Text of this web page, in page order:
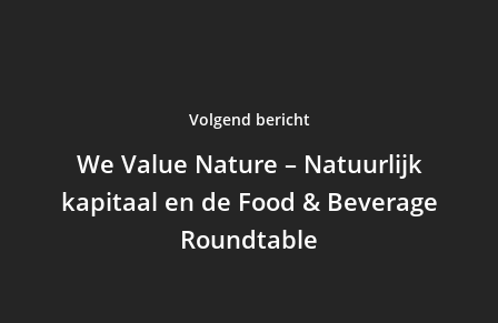
Volgend bericht
We Value Nature – Natuurlijk
kapitaal en de Food & Beverage
Roundtable